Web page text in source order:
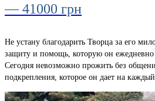
— 41000 грн
Не устану благодарить Творца за его
защиту и помощь, которую он
Сегодня невозможно прожить без
подкрепления, которое он дает на